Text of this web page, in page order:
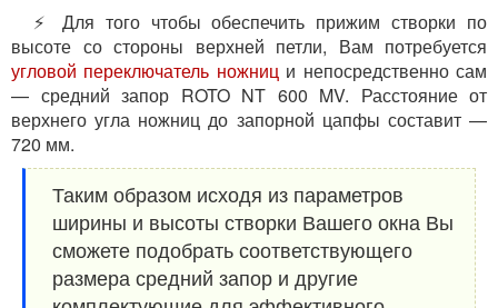
⚡ Для того чтобы обеспечить прижим створки по
высоте со стороны верхней петли, Вам потребуется
угловой переключатель ножници непосредственно сам
— средний запор ROTO NT 600 MV. Расстояние от
верхнего угла ножниц до запорной цапфы составит —
720 мм.
Таким образом исходя из параметров
ширины и высоты створки Вашего окна Вы
сможете подобрать соответствующего
размера средний запор и другие